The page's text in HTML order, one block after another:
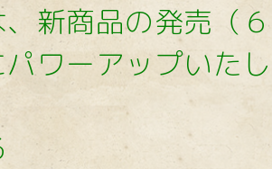
新商品の発売（６
ワーアップいたし